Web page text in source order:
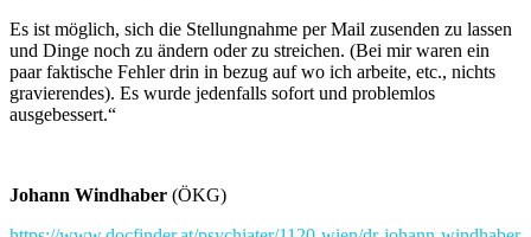
Es ist möglich, sich die Stellungnahme per Mail zusenden zu lassen
und Dinge noch zu ändern oder zu streichen. (Bei mir waren ein
paar faktische Fehler drin in bezug auf wo ich arbeite, etc., nichts
gravierendes). Es wurde jedenfalls sofort und problemlos
ausgebessert.“
Johann Windhaber (ÖKG)